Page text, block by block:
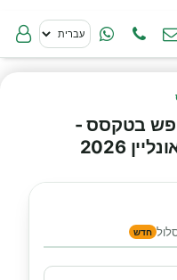
בטקסס -
2026
חדש